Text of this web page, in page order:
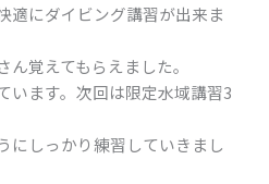
にダイビング講習が出来ま
覚えてもらえました。
います。次回は限定水域講習3
にしっかり練習していきまし